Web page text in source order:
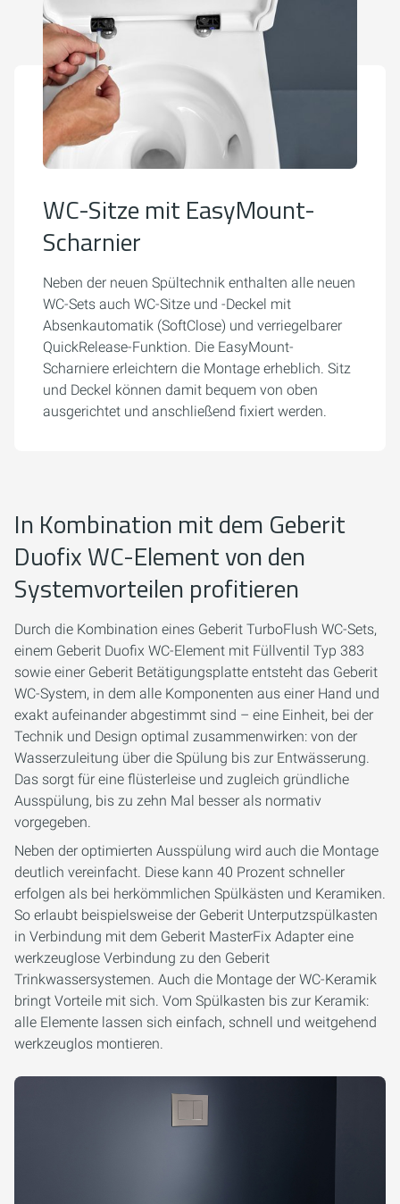
WC-Sitze mit EasyMount-
Scharnier
Neben der neuen Spültechnik enthalten alle neuen
WC-Sets auch WC-Sitze und -Deckel mit
Absenkautomatik (SoftClose) und verriegelbarer
QuickRelease-Funktion. Die EasyMount-
Scharniere erleichtern die Montage erheblich. Sitz
und Deckel können damit bequem von oben
ausgerichtet und anschließend fixiert werden.
In Kombination mit dem Geberit
Duofix WC-Element von den
Systemvorteilen profitieren
Durch die Kombination eines Geberit TurboFlush WC-Sets,
einem Geberit Duofix WC-Element mit Füllventil Typ 383
sowie einer Geberit Betätigungsplatte entsteht das Geberit
WC-System, in dem alle Komponenten aus einer Hand und
exakt aufeinander abgestimmt sind – eine Einheit, bei der
Technik und Design optimal zusammenwirken: von der
Wasserzuleitung über die Spülung bis zur Entwässerung.
Das sorgt für eine flüsterleise und zugleich gründliche
Ausspülung, bis zu zehn Mal besser als normativ
vorgegeben.
Neben der optimierten Ausspülung wird auch die Montage
deutlich vereinfacht. Diese kann 40 Prozent schneller
erfolgen als bei herkömmlichen Spülkästen und Keramiken.
So erlaubt beispielsweise der Geberit Unterputzspülkasten
in Verbindung mit dem Geberit MasterFix Adapter eine
werkzeuglose Verbindung zu den Geberit
Trinkwassersystemen. Auch die Montage der WC-Keramik
bringt Vorteile mit sich. Vom Spülkasten bis zur Keramik:
alle Elemente lassen sich einfach, schnell und weitgehend
werkzeuglos montieren.